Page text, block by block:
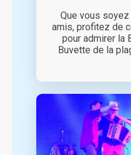
Que vous
amis, profitez de
pour admirer la
Buvette de la